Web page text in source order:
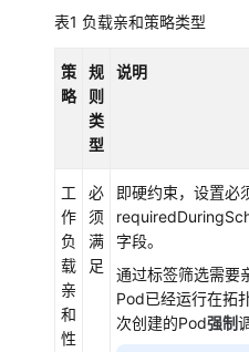
用
户
指
表1 负载亲和策略类型
策
略
规
则
类
型
说明
工
作
负
载
亲
和
性
必
须
满
足
即硬约束，设置必
字段。
通过标签筛选需要
Pod已经运行在拓
次创建的Pod强制